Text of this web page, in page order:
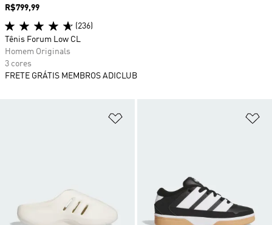
Preço
R$799,99
(236)
Tênis Forum Low CL
Homem Originals
3 cores
FRETE GRÁTIS MEMBROS ADICLUB